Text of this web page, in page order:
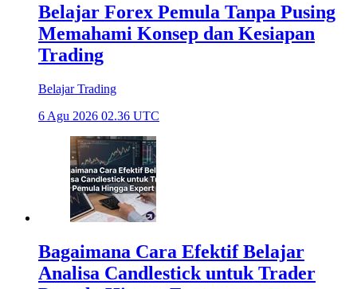
Belajar Forex Pemula Tanpa Pusing
Memahami Konsep dan Kesiapan
Trading
Belajar Trading
6 Agu 2026 02.36 UTC
Bagaimana Cara Efektif Belajar
Analisa Candlestick untuk Trader